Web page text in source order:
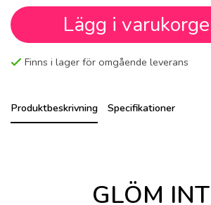
Lägg i
Finns i lager för omgående leverans
Produktbeskrivning Specifikationer
GLÖM